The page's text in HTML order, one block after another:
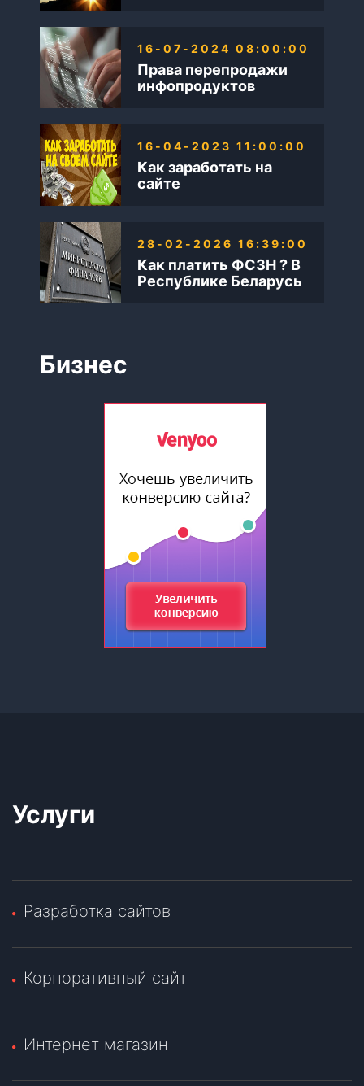
Права перепродажи
инфопродуктов
16-07-2024 08:00:00
Как заработать на
сайте
16-04-2023 11:00:00
Как платить ФСЗН ? В
Республике Беларусь
28-02-2026 16:39:00
Бизнес
Услуги
Разработка сайтов
Корпоративный сайт
Интернет магазин